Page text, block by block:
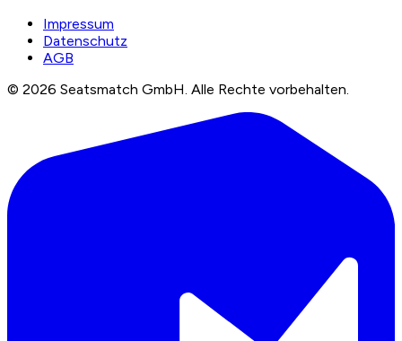
Impressum
Datenschutz
AGB
© 2026 Seatsmatch GmbH. Alle Rechte vorbehalten.